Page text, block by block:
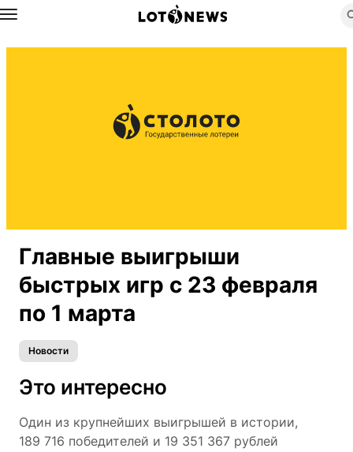
Назад
Главные выигрыши
быстрых игр с 23 февраля
по 1 марта
Новости
Это интересно
Один из крупнейших выигрышей в истории,
189 716 победителей и 19 351 367 рублей